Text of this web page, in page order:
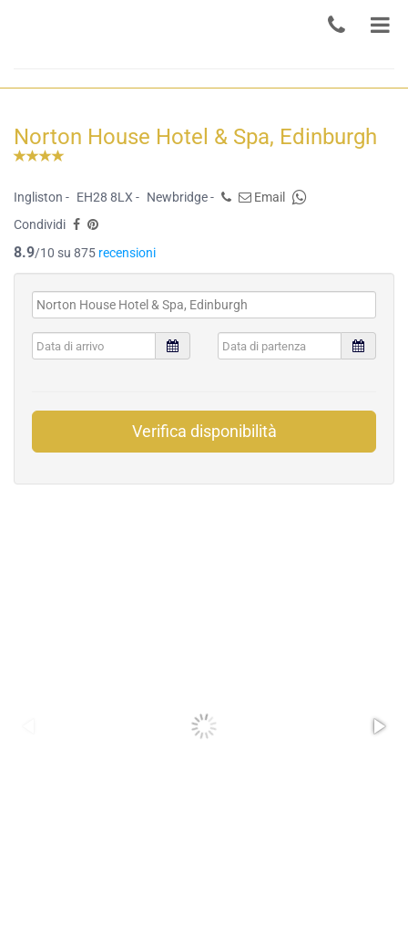
Norton House Hotel & Spa, Edinburgh
Ingliston - EH28 8LX - Newbridge -
Email
Condividi
8.9/10 su 875 recensioni
Verifica disponibilità